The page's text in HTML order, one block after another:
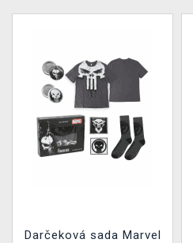
Darčeková sada Marvel